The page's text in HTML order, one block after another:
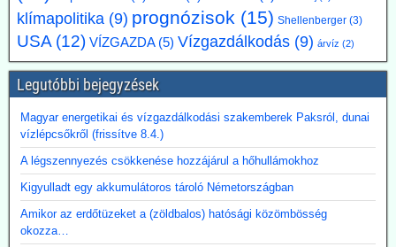
vinni a paksi hőt
Az atomerőmű hulladékhőjének a fővárosi távfűtésben történő
hasznosítása gazdasági és környezetvédelmi szempontból is
ígéretes elképzelés.
A főváros távhőrendszerét üzemeltető Budapesti Közművek (BKM)
több hónapig tartó tárgyalások után megbízási szerződést kötött a
BME-vel egy döntést megalapozó tanulmány közös elkészítésére a
Paksi Atomerőmű hőjének a fővárosi távfűtési rendszerbe való
eljuttatása lehetőségéről.
klímapolitika (9) prognózisok (15) Shellenberger (3)
USA (12) VÍZGAZDA(5) Vízgazdálkodás (9) árvíz (2)
Legutóbbi bejegyzések
Magyar energetikai és vízgazdálkodási szakemberek Paksról, dunai
vízlépcsőkről (frissítve 8.4.)
A légszennyezés csökkenése hozzájárul a hőhullámokhoz
Kigyulladt egy akkumulátoros tároló Németországban
Amikor az erdőtüzeket a (zöldbalos) hatósági közömbösség
okozza…